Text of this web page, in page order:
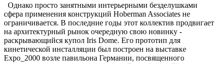
Однако просто занятными интерьерными безделушками
сфера применения конструкций Hoberman Associates не
ограничивается. В последние годы этот коллектив продвигает
на архитектурный рынок очередную свою новинку -
раскрывающийся купол Iris Dome. Его прототип для
кинетической инсталляции был построен на выставке
Expo_2000 возле павильона Германии, посвященного